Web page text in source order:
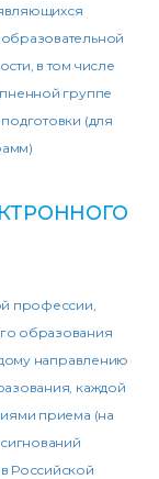
в том числе
группе
(для
профессии,
образования
направлению
каждой
приема (на
Российской